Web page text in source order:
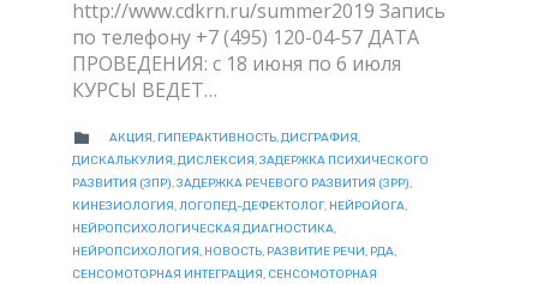
http://www.cdkrn.ru/summer2019 Запись
по телефону +7 (495) 120-04-57 ДАТА
ПРОВЕДЕНИЯ: с 18 июня по 6 июля
КУРСЫ ВЕДЕТ…
 CATEGORY
АКЦИЯ, ГИПЕРАКТИВНОСТЬ,ДИСГРАФИЯ,
ДИСКАЛЬКУЛИЯ,ДИСЛЕКСИЯ,ЗАДЕРЖКА ПСИХИЧЕСКОГО
РАЗВИТИЯ (ЗПР),ЗАДЕРЖКА РЕЧЕВОГО РАЗВИТИЯ (ЗРР),
КИНЕЗИОЛОГИЯ,ЛОГОПЕД-ДЕФЕКТОЛОГ, НЕЙРОЙОГА,
НЕЙРОПСИХОЛОГИЧЕСКАЯ ДИАГНОСТИКА,
НЕЙРОПСИХОЛОГИЯ, НОВОСТЬ, РАЗВИТИЕ РЕЧИ, РДА,
СЕНСОМОТОРНАЯ ИНТЕГРАЦИЯ, СЕНСОМОТОРНАЯ